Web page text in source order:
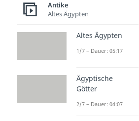
Athen
Die Bürger Athens
darüber
Person für 10 Jahre
verbannen
. Damit
zu viel
und einer Tyrannis
Antike
Altes Ägypten
Altes Ägypten
1/7 – Dauer: 05:17
Ägyptische
Götter
2/7 – Dauer: 04:07